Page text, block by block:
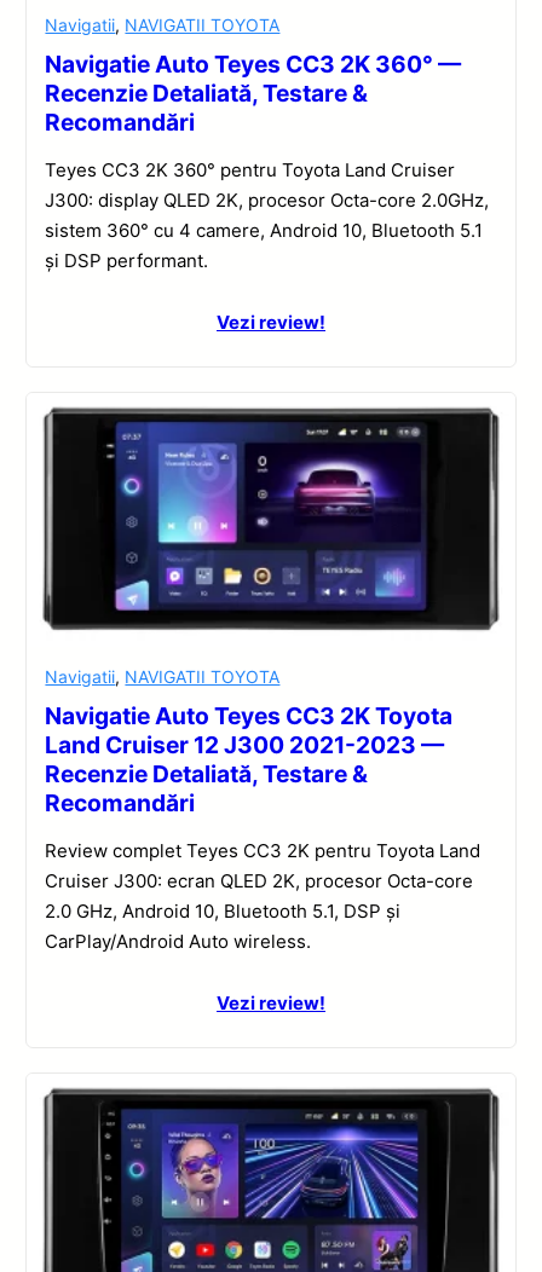
Navigatii, NAVIGATII TOYOTA
Navigatie Auto Teyes CC3 2K 360° —
Recenzie Detaliată, Testare &
Recomandări
Teyes CC3 2K 360° pentru Toyota Land Cruiser
J300: display QLED 2K, procesor Octa-core 2.0GHz,
sistem 360° cu 4 camere, Android 10, Bluetooth 5.1
și DSP performant.
Vezi review!
Navigatii, NAVIGATII TOYOTA
Navigatie Auto Teyes CC3 2K Toyota
Land Cruiser 12 J300 2021-2023 —
Recenzie Detaliată, Testare &
Recomandări
Review complet Teyes CC3 2K pentru Toyota Land
Cruiser J300: ecran QLED 2K, procesor Octa-core
2.0 GHz, Android 10, Bluetooth 5.1, DSP și
CarPlay/Android Auto wireless.
Vezi review!